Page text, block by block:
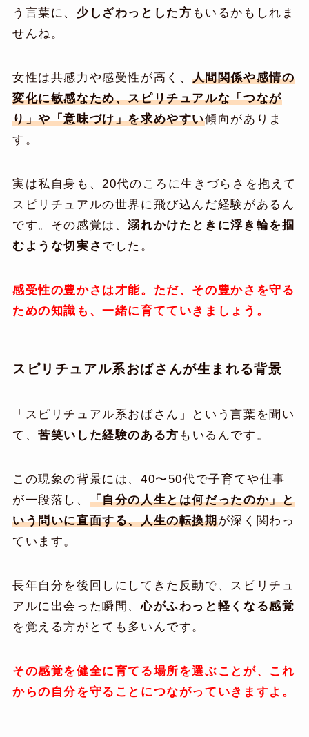
う言葉に、 少しざわっとした方 もいるかもしれま
せんね。
女性は共感力や感受性が高く、 人間関係や感情の
変化に敏感なため、スピリチュアルな「つなが
り」や「意味づけ」を求めやすい傾向がありま
す。
実は私自身も、20代のころに生きづらさを抱えて
スピリチュアルの世界に飛び込んだ経験があるん
です。その感覚は、溺れかけたときに浮き輪を掴
むような切実さ でした。
感受性の豊かさは才能。ただ、その豊かさを守る
ための知識も、一緒に育てていきましょう。
スピリチュアル系おばさんが生まれる背景
「スピリチュアル系おばさん」という言葉を聞い
て、苦笑いした経験のある方 もいるんです。
この現象の背景には、40〜50代で子育てや仕事
が一段落し、 「自分の人生とは何だったのか」と
いう問いに直面する、人生の転換期が深く関わっ
ています。
長年自分を後回しにしてきた反動で、スピリチュ
アルに出会った瞬間、心がふわっと軽くなる感覚
を覚える方がとても多いんです。
その感覚を健全に育てる場所を選ぶことが、これ
からの自分を守ることにつながっていきますよ。